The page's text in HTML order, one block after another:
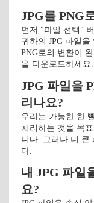
JPG를 PNG
먼저 "파일 선택"
귀하의 JPG 파일
PNG로의 변환이
을 다운로드하세요.
JPG 파일을
리나요?
우리는 가능한 한
처리하는 것을 목
니다. 그러나 더 큰
다.
내 JPG 파일
요?